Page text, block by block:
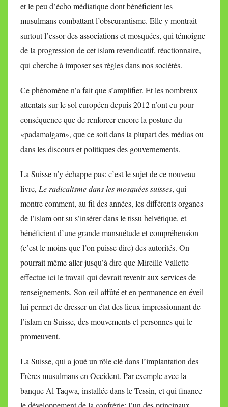
et le peu d’écho médiatique dont bénéficient les
musulmans combattant l’obscurantisme. Elle y montrait
surtout l’essor des associations et mosquées, qui témoigne
de la progression de cet islam revendicatif, réactionnaire,
qui cherche à imposer ses règles dans nos sociétés.
Ce phénomène n’a fait que s’amplifier. Et les nombreux
attentats sur le sol européen depuis 2012 n’ont eu pour
conséquence que de renforcer encore la posture du
«padamalgam», que ce soit dans la plupart des médias ou
dans les discours et politiques des gouvernements.
La Suisse n’y échappe pas: c’est le sujet de ce nouveau
livre, Le radicalisme dans les mosquées suisses, qui
montre comment, au fil des années, les différents organes
de l’islam ont su s’insérer dans le tissu helvétique, et
bénéficient d’une grande mansuétude et compréhension
(c’est le moins que l’on puisse dire) des autorités. On
pourrait même aller jusqu’à dire que Mireille Vallette
effectue ici le travail qui devrait revenir aux services de
renseignements. Son œil affûté et en permanence en éveil
lui permet de dresser un état des lieux impressionnant de
l’islam en Suisse, des mouvements et personnes qui le
promeuvent.
La Suisse, qui a joué un rôle clé dans l’implantation des
Frères musulmans en Occident. Par exemple avec la
banque Al-Taqwa, installée dans le Tessin, et qui finance